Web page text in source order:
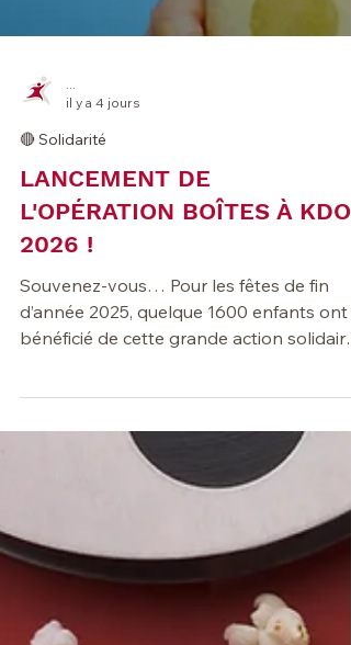
il y a 4 jours
🔴 Solidarité
LANCEMENT DE
L'OPÉRATION BOÎTES À KDO
2026 !
Souvenez-vous… Pour les fêtes de fin
d’année 2025, quelque 1600 enfants ont
orchestrée en Brabant wallon par La
Fabrique de Soi – Laïcité Brabant wallon.
Ils étaient répartis dans 42 institutions,
centres, maisons maternelles et CPAS de
18e année consécutive, nous remercions
déjà les familles, jeunes, enfants, écoles,